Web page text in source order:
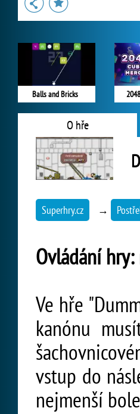
Balls and Bricks
O hře
Superhry.cz →
Ovládání hry:
Ve hře
kanónu
vstup do
nejmenší